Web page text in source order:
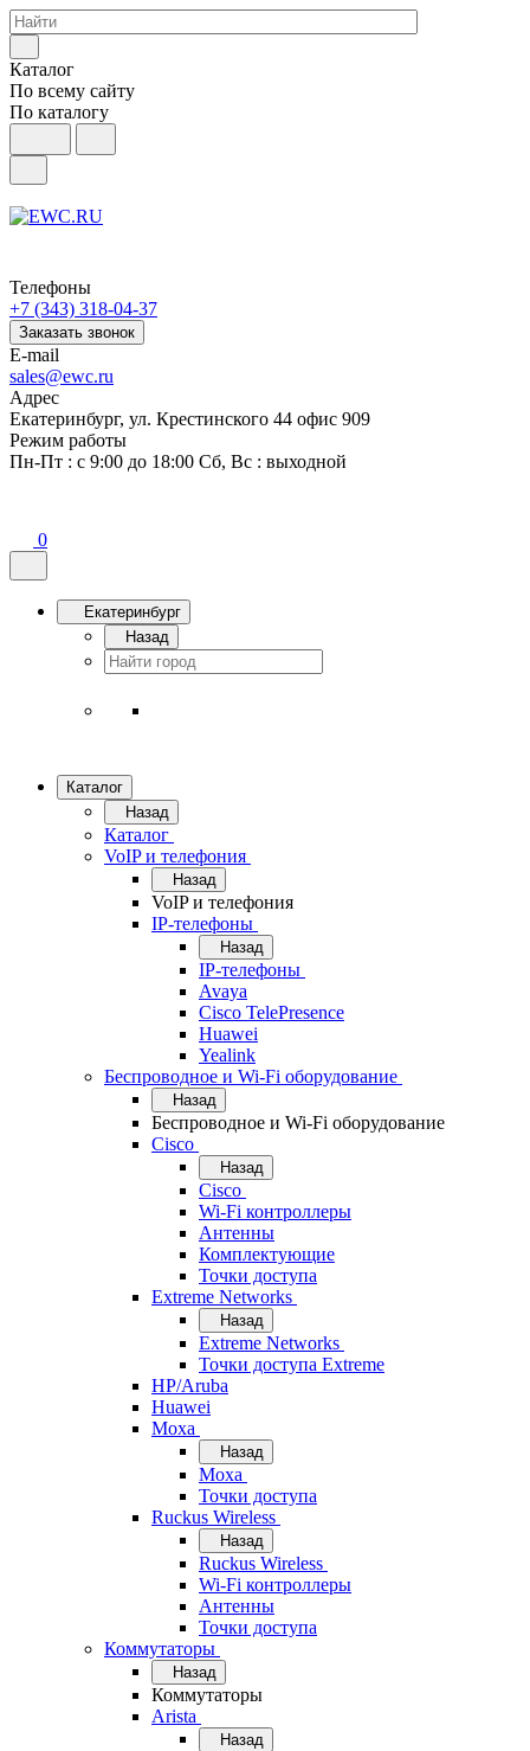
Каталог
По всему сайту
По каталогу
Телефоны
+7 (343) 318-04-37
Заказать звонок
E-mail
sales@ewc.ru
Адрес
Екатеринбург, ул. Крестинского 44 офис 909
Режим работы
Пн-Пт : с 9:00 до 18:00 Сб, Вс : выходной
0
Екатеринбург
Назад
Каталог
Назад
Каталог
VoIP и телефония
Назад
VoIP и телефония
IP-телефоны
Назад
IP-телефоны
Avaya
Cisco TelePresence
Huawei
Yealink
Беспроводное и Wi-Fi оборудование
Назад
Беспроводное и Wi-Fi оборудование
Cisco
Назад
Cisco
Wi-Fi контроллеры
Антенны
Комплектующие
Точки доступа
Extreme Networks
Назад
Extreme Networks
Точки доступа Extreme
HP/Aruba
Huawei
Moxa
Назад
Moxa
Точки доступа
Ruckus Wireless
Назад
Ruckus Wireless
Wi-Fi контроллеры
Антенны
Точки доступа
Коммутаторы
Назад
Коммутаторы
Arista
Назад